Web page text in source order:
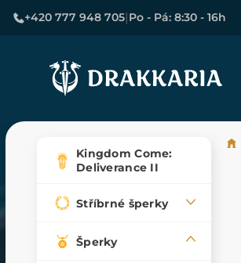
+420 777 948 705|Po - Pá: 8:30 - 16h
Kingdom Come:
Deliverance II
Stříbrné šperky
Šperky